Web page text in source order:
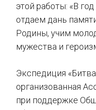
этой работы: «В
отдаем дань
Родины, учим
мужества и
Экспедиция
организованная
при поддержке